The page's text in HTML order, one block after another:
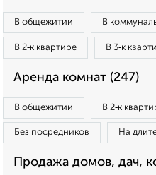
В общежитии В
В 2‑к квартире В 3‑к
Аренда комнат (247)
В общежитии В 2‑к
Без посредников На
Продажа домов, дач,